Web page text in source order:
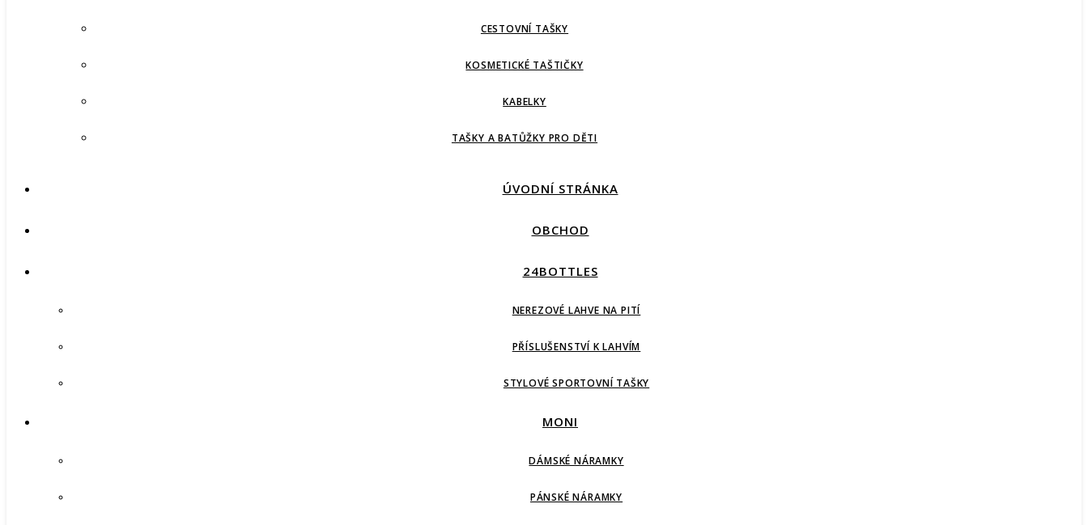
CESTOVNÍ TAŠKY
KOSMETICKÉ TAŠTIČKY
KABELKY
TAŠKY A BATŮŽKY PRO DĚTI
ÚVODNÍ STRÁNKA
OBCHOD
24BOTTLES
NEREZOVÉ LAHVE NA PITÍ
PŘÍSLUŠENSTVÍ K LAHVÍM
STYLOVÉ SPORTOVNÍ TAŠKY
MONI
DÁMSKÉ NÁRAMKY
PÁNSKÉ NÁRAMKY